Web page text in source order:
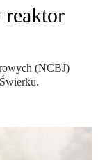
reaktor
(NCBJ)